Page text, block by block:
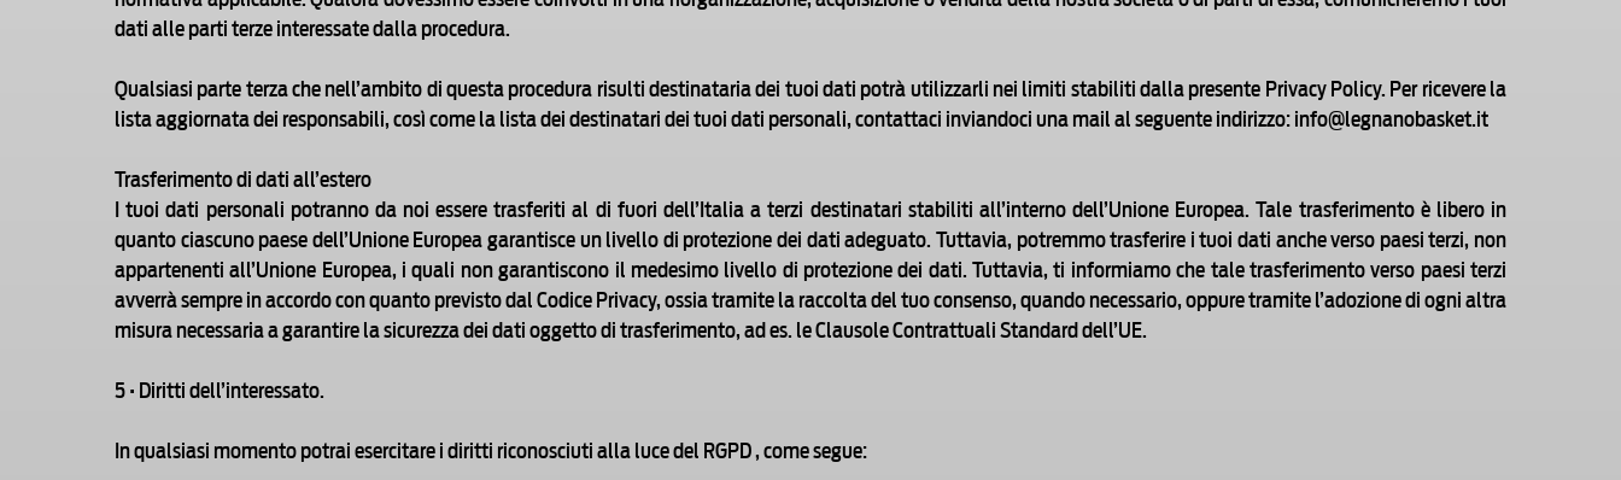
dati alle parti terze interessate dalla procedura.
Qualsiasi parte terza che nell’ambito di questa procedura risulti destinataria dei tuoi dati potrà utilizzarli nei limiti stabiliti dalla presente Privacy Policy. Per ricevere la
lista aggiornata dei responsabili, così come la lista dei destinatari dei tuoi dati personali, contattaci inviandoci una mail al seguente indirizzo: info@legnanobasket.it
Trasferimento di dati all’estero
I tuoi dati personali potranno da noi essere trasferiti al di fuori dell’Italia a terzi destinatari stabiliti all’interno dell’Unione Europea. Tale trasferimento è libero in
quanto ciascuno paese dell’Unione Europea garantisce un livello di protezione dei dati adeguato. Tuttavia, potremmo trasferire i tuoi dati anche verso paesi terzi, non
appartenenti all’Unione Europea, i quali non garantiscono il medesimo livello di protezione dei dati. Tuttavia, ti informiamo che tale trasferimento verso paesi terzi
avverrà sempre in accordo con quanto previsto dal Codice Privacy, ossia tramite la raccolta del tuo consenso, quando necessario, oppure tramite l’adozione di ogni altra
misura necessaria a garantire la sicurezza dei dati oggetto di trasferimento, ad es. le Clausole Contrattuali Standard dell’UE.
5 • Diritti dell’interessato.
In qualsiasi momento potrai esercitare i diritti riconosciuti alla luce del RGPD , come segue: